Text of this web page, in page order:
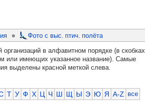
Фото с выс. птич. полёта
в алфавитном порядке (в скобках
или имеющих указанное название). Самые
выделены красной меткой слева.
Т У Ф Х Ц Ч Ш Щ Ы Э Ю Я A-Z все